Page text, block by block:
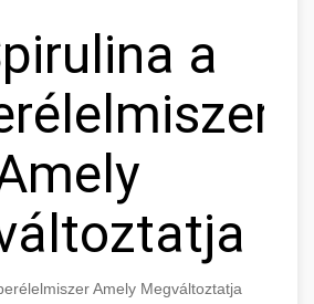
a
Amely Megváltoztatja